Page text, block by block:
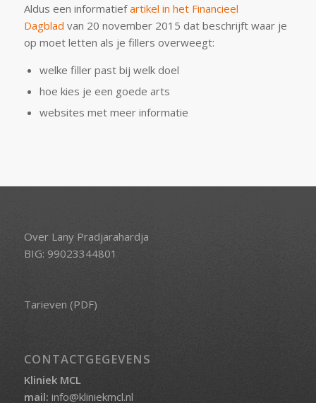
Aldus een informatiefartikel in het Financieel
Dagblad van 20 november 2015 dat beschrijft waar je
op moet letten als je fillers overweegt:
welke filler past bij welk doel
hoe kies je een goede arts
websites met meer informatie
Over Lany Pradjarahardja
BIG: 99023344801
Tarieven (PDF)
CONTACTGEGEVENS
Kliniek MCL
mail: info@kliniekmcl.nl